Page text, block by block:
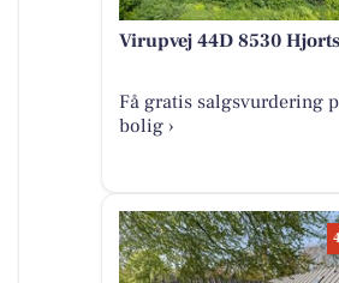
Virupvej 44D 8530
Få gratis salgsvurdering
bolig ›